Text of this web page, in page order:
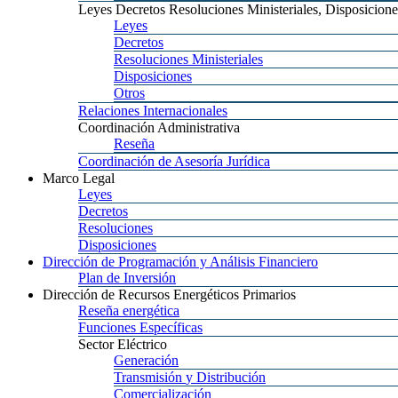
Leyes Decretos Resoluciones Ministeriales,
Leyes
Decretos
Resoluciones Ministeriales
Disposiciones
Otros
Relaciones Internacionales
Coordinación Administrativa
Reseña
Coordinación de Asesoría Jurídica
Marco Legal
Leyes
Decretos
Resoluciones
Disposiciones
Dirección de Programación y Análisis Financiero
Plan de Inversión
Dirección de Recursos Energéticos Primarios
Reseña energética
Funciones Específicas
SectorEléctrico
Generación
Transmisión y Distribución
Comercialización